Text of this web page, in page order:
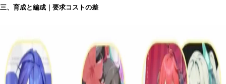
三、育成と編成｜要求コストの差